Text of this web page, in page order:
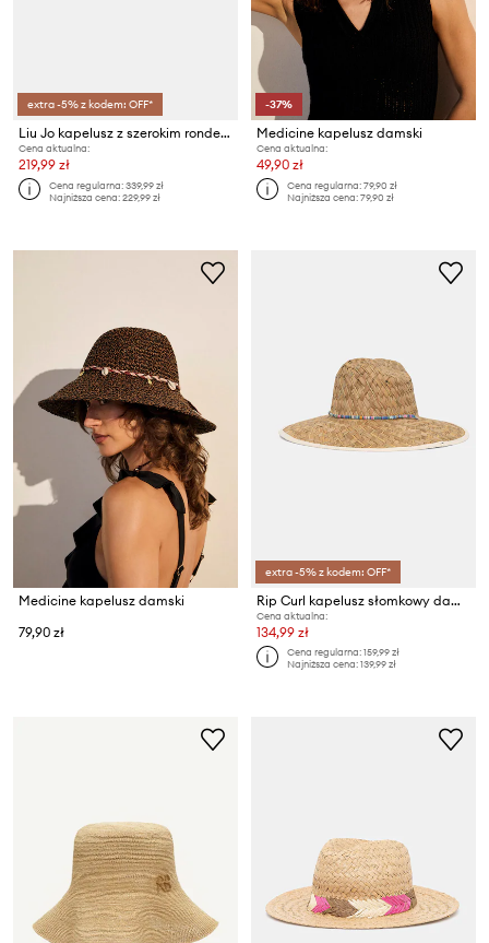
extra -5% z kodem: OFF*
Liu Jo kapelusz z szerokim rondem damski
Cena aktualna:
219,99 zł
Cena regularna:339,99 zł
Najniższa cena:229,99 zł
-37%
Medicine kapelusz damski
Cena aktualna:
49,90 zł
Cena regularna:79,90 zł
Najniższa cena:79,90 zł
Medicine kapelusz damski
79,90 zł
extra -5% z kodem: OFF*
Rip Curl kapelusz słomkowy damski MIXED SURF STRAW SUN HAT
Cena aktualna:
134,99 zł
Cena regularna:159,99 zł
Najniższa cena:139,99 zł